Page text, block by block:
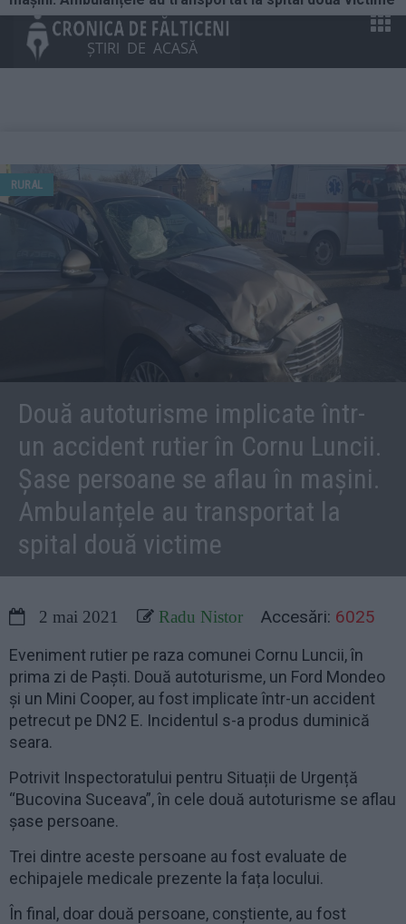
RURAL
Două autoturisme implicate într-
un accident rutier în Cornu Luncii.
Șase persoane se aflau în mașini.
Ambulanțele au transportat la
spital două victime
2 mai 2021 Radu Nistor Accesări: 6025
Eveniment rutier pe raza comunei Cornu Luncii, în
prima zi de Paști. Două autoturisme, un Ford Mondeo
și un Mini Cooper, au fost implicate într-un accident
petrecut pe DN2 E. Incidentul s-a produs duminică
seara.
Potrivit Inspectoratului pentru Situații de Urgență
“Bucovina Suceava”, în cele două autoturisme se aflau
șase persoane.
Trei dintre aceste persoane au fost evaluate de
echipajele medicale prezente la fața locului.
În final, doar două persoane, conștiente, au fost